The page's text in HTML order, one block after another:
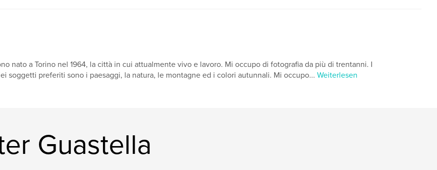
possibilità
rappresenta
e delle
nato a Torino nel 1964, la città in cui attualmente vivo e lavoro. Mi occupo di fotografia da più di trentanni. I
soggetti preferiti sono i paesaggi, la natura, le montagne ed i colori autunnali. Mi occupo... Weiterlesen
Guastella